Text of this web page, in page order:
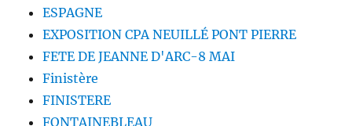
ESPAGNE
EXPOSITION CPA NEUILLÉ PONT PIERRE
FETE DE JEANNE D'ARC-8 MAI
Finistère
FINISTERE
FONTAINEBLEAU